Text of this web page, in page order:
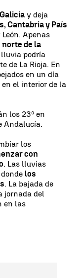
y deja
Cantabria y País
Apenas
de la
lluvia podría
de La Rioja. En
en un día
en el interior de la
los 23º en
Andalucía.
los
con
. Las lluvias
los
. La bajada de
jornada del
en las